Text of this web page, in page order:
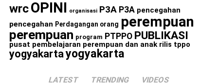
wrcOPINI organisasi P3A P3A pencegahan
pencegahan Perdagangan orang perempuan
perempuan program PTPPO PUBLIKASI
pusat pembelajaran perempuan dan anak rilis tppo
yogyakartayogyakarta
LATEST TRENDING VIDEOS